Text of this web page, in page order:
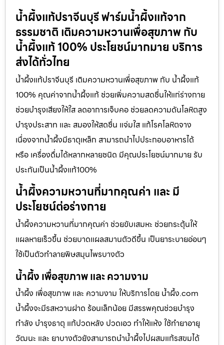
น้ำผึ้งแท้ปราจีนบุรี ฟาร์มน้ำผึ้งแท้จาก
ธรรมชาติ เติมความหวานเพื่อสุขภาพ กับ
น้ำผึ้งแท้ 100% ประโยชน์มากมาย บริการ
ส่งได้ทั่วไทย
น้ำผึ้งแท้ปราจีนบุรี เติมความหวานเพื่อสุขภาพ กับ น้ำผึ้งแท้
100% คุณค่าจากน้ำผึ้งแท้ ช่วยเพิ่มความสดชื่นให้แก่ร่างกาย
ช่วยบำรุงเสียงให้ใส ลดอาการเจ็บคอ ช่วยลดความดันโลหิตสูง
บำรุงประสาท และ สมองให้สดชื่น แจ่มใส แก้โรคโลหิตจาง
เนื่องจากน้ำผึ้งมีธาตุเหล็ก สามารถนำไปประกอบอาหารได้
หรือ เครื่องดื่มได้หลากหลายชนิด มีคุณประโยชน์มากมาย รับ
ประกันเป็นน้ำผึ้งแท้100%
น้ำผึ้งความหวานที่มากคุณค่า และ มี
ประโยชน์ต่อร่างกาย
น้ำผึ้งความหวานที่มากคุณค่า ช่วยขับเสมหะ ช่วยกระตุ้นให้
แผลหายเร็วขึ้น ช่วยบาดแผลสมานตัวดีขึ้น เป็นยาระบายอ่อนๆ
ใช้เป็นตัวทำลายพิษสมุนไพรบางตัว
น้ำผึ้ง เพื่อสุขภาพ และ ความงาม
น้ำผึ้ง เพื่อสุขภาพ และ ความงาม ให้บริการโดย น้ำผึ้ง.com
น้ำผึ้งจะมีรสหวานฝาด ร้อนเล็กน้อย มีสรรพคุณช่วยบำรุง
กำลัง บำรุงธาตุ แก้ปวดหลัง ปวดเอว ทำให้แห้ง ใช้ทำยาอายุ
วัฒนะ และ ยาบางตัวยังสามารถนำน้ำผึ้งไปผสมแก้รสขมได้